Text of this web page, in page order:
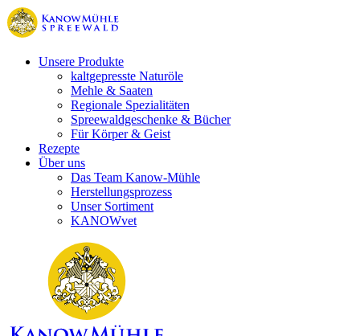
Unsere Produkte
kaltgepresste Naturöle
Mehle & Saaten
Regionale Spezialitäten
Spreewaldgeschenke & Bücher
Für Körper & Geist
Rezepte
Über uns
Das Team Kanow-Mühle
Herstellungsprozess
Unser Sortiment
KANOWvet